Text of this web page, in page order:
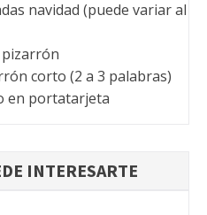
navidad (puede variar al
pizarrón
corto (2 a 3 palabras)
en portatarjeta
INTERESARTE